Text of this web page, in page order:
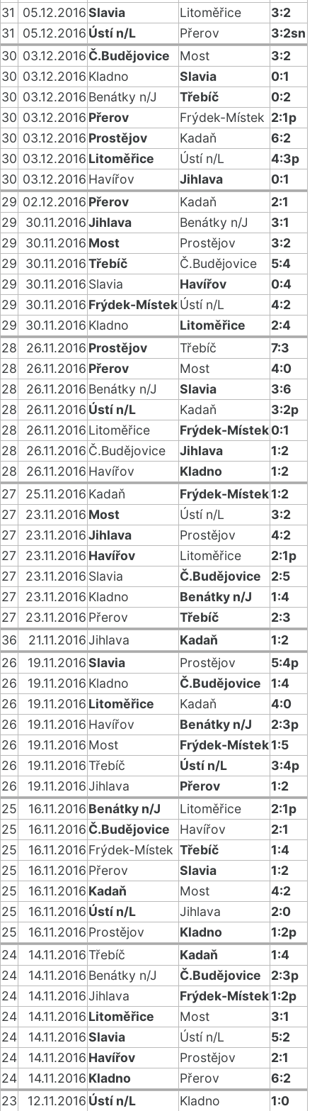
31
05.12.2016Slavia Litoměřice
3:2
31
05.12.2016 Ústí n/L Přerov
3:2sn
30 03.12.2016 Č.Budějovice Most
3:2
30 03.12.2016 Kladno Slavia
0:1
30 03.12.2016 Benátky n/J Třebíč
0:2
30 03.12.2016 Přerov Frýdek-Místek 2:1p
30 03.12.2016 Prostějov Kadaň
6:2
30 03.12.2016 Litoměřice Ústí n/L
4:3p
30 03.12.2016 Havířov Jihlava
0:1
29 02.12.2016 Přerov Kadaň
2:1
29
30.11.2016Jihlava Benátky n/J
3:1
29
30.11.2016 Most Prostějov
3:2
29
30.11.2016Třebíč Č.Budějovice
5:4
29
30.11.2016 Slavia Havířov
0:4
29
30.11.2016 Frýdek-MístekÚstí n/L
4:2
29
30.11.2016 Kladno Litoměřice
2:4
28
26.11.2016 Prostějov Třebíč
7:3
28
26.11.2016 Přerov Most
4:0
28
26.11.2016 Benátky n/J Slavia
3:6
28
26.11.2016 Ústí n/L Kadaň
3:2p
28
26.11.2016 Litoměřice Frýdek-Místek0:1
28
26.11.2016 Č.Budějovice Jihlava
1:2
28
26.11.2016 Havířov Kladno
1:2
27
25.11.2016 Kadaň Frýdek-Místek1:2
27
23.11.2016 Most Ústí n/L
3:2
27
23.11.2016Jihlava Prostějov
4:2
27
23.11.2016 Havířov Litoměřice
2:1p
27
23.11.2016 Slavia Č.Budějovice
2:5
27
23.11.2016 Kladno Benátky n/J
1:4
27
23.11.2016 Přerov Třebíč
2:3
36
21.11.2016Jihlava Kadaň
1:2
26
19.11.2016Slavia Prostějov
5:4p
26
19.11.2016 Kladno Č.Budějovice
1:4
26
19.11.2016 Litoměřice Kadaň
4:0
26
19.11.2016 Havířov Benátky n/J
2:3p
26
19.11.2016 Most Frýdek-Místek1:5
26
19.11.2016Třebíč Ústí n/L
3:4p
26
19.11.2016Jihlava Přerov
1:2
25
16.11.2016 Benátky n/J Litoměřice
2:1p
25
16.11.2016 Č.Budějovice Havířov
2:1
25
16.11.2016 Frýdek-Místek Třebíč
1:4
25
16.11.2016 Přerov Slavia
1:2
25
16.11.2016 Kadaň Most
4:2
25
16.11.2016 Ústí n/L Jihlava
2:0
25
16.11.2016 Prostějov Kladno
1:2p
24
14.11.2016Třebíč Kadaň
1:4
24
14.11.2016 Benátky n/J Č.Budějovice
2:3p
24
14.11.2016Jihlava Frýdek-Místek1:2p
24
14.11.2016 Litoměřice Most
3:1
24
14.11.2016Slavia Ústí n/L
5:2
24
14.11.2016 Havířov Prostějov
2:1
24
14.11.2016 Kladno Přerov
6:2
23
12.11.2016 Ústí n/L Kladno 1:0